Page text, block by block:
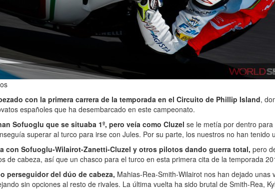
con la primera carrera de la temporada en el Circuito de Phillip Island,
españoles que ha desembarcado en este campeonato.
Sofuoglu que se situaba 1º, pero veía como Cluzel se le metía por dentro
superar al turco para irse con Jules. Por su parte, los nuestros no han
con Sofuoglu-Wilairot-Zanetti-Cluzel y otros pilotos dando guerra total, pero
de cabeza, así que un chasco para el turco en esta primera cita de la temporada
perseguidor del dúo de cabeza, Mahias-Rea-Smith-Wilairot nos han dejado
sin opciones al resto de rivales. La última vuelta ha sido brutal de Smith-Rea,